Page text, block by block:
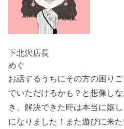
下北沢店長
めぐ
お話するうちにその方の困り
でいただけるかも？と想像し
き、解決できた時は本当に嬉
になりました！また遊びに来